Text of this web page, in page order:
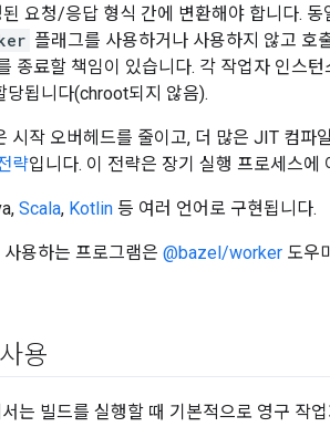
요청/응답 형식 간에 변환해야 합니다. 동
플래그를 사용하거나 사용하지 않고 호
종료할 책임이 있습니다. 각 작업자 인스턴
당됩니다(chroot되지 않음).
시작 오버헤드를 줄이고, 더 많은 JIT 컴파
략입니다. 이 전략은 장기 실행 프로세스
Scala, Kotlin 등 여러 언어로 구현됩니다.
용하는 프로그램은 @bazel/worker 도우
용
는 빌드를 실행할 때 기본적으로 영구 작